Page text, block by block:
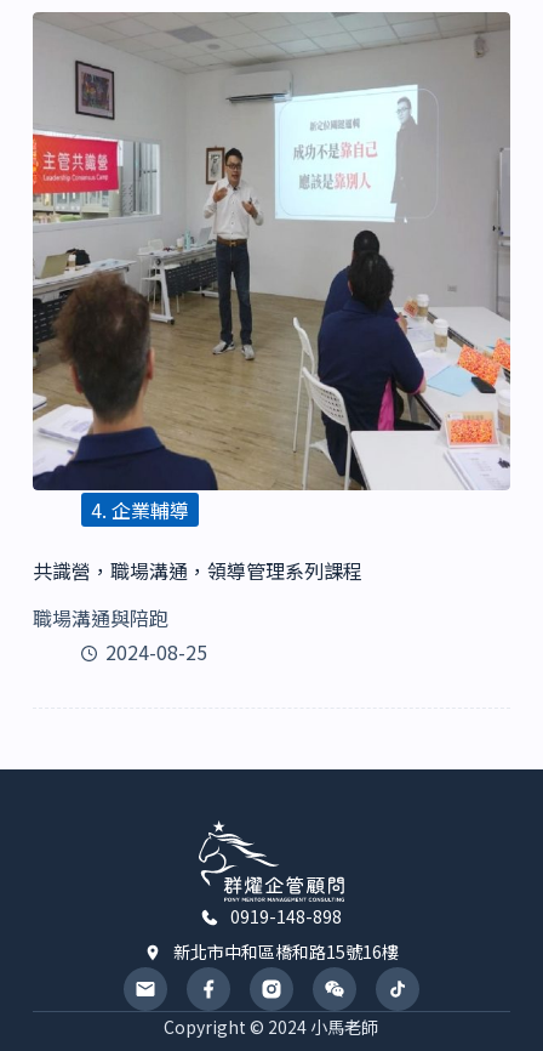
4. 企業輔導
共識營，職場溝通，領導管理系列課程
職場溝通與陪跑
2024-08-25
0919-148-898
新北市中和區橋和路15號16樓
Copyright © 2024 小馬老師